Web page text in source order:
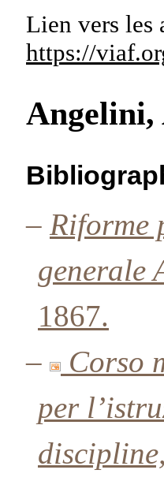
Lien vers les
https://
Angelini,
– Riforme
generale
1867.
–
Corso
per